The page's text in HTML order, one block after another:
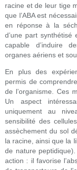
racine et de leur tige
que l’ABA est
en réponse à la
d’une part synthétisé
capable d’induire
organes aériens et
En plus des
permis de
de l’organisme. Ces
Un aspect
uniquement au
sensibilité des
assèchement du sol
la racine, ainsi que la
de nature
action : il favorise